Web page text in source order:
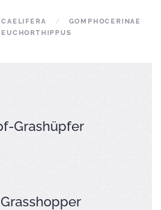
CAELIFERA
GOMPHOCERINAE
EUCHORTHIPPUS
Grashüpfer